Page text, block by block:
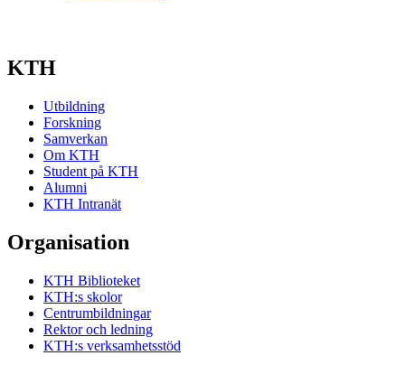
KTH
Utbildning
Forskning
Samverkan
Om KTH
Student på KTH
Alumni
KTH Intranät
Organisation
KTH Biblioteket
KTH:s skolor
Centrumbildningar
Rektor och ledning
KTH:s verksamhetsstöd